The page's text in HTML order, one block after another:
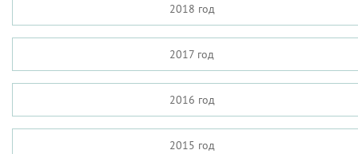
2018 год
2017 год
2016 год
2015 год